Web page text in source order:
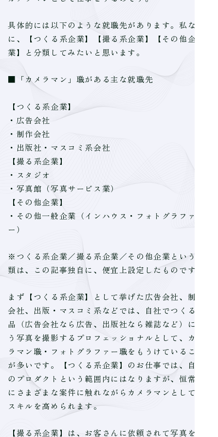
具体的には以下のような就職先があります。私なり
に、【つくる系企業】【撮る系企業】【その他企
業】と分類してみたいと思います。
■「カメラマン」職がある主な就職先
【つくる系企業】
・広告会社
・制作会社
・出版社・マスコミ系会社
【撮る系企業】
・スタジオ
・写真館（写真サービス業）
【その他企業】
・その他一般企業（インハウス・フォトグラファ
ー）
※つくる系企業／撮る系企業／その他企業という分
類は、この記事独自に、便宜上設定したものです。
まず【つくる系企業】として挙げた広告会社、制作
会社、出版・マスコミ系などでは、自社でつくる製
品（広告会社なら広告、出版社なら雑誌など）に使
う写真を撮影するプロフェッショナルとして、カメ
ラマン職・フォトグラファー職をもうけていること
が多いです。【つくる系企業】のお仕事では、自社
のプロダクトという範囲内にはなりますが、恒常的
にさまざまな案件に触れながらカメラマンとしての
スキルを高められます。
【撮る系企業】は、お客さんに依頼されて写真を撮